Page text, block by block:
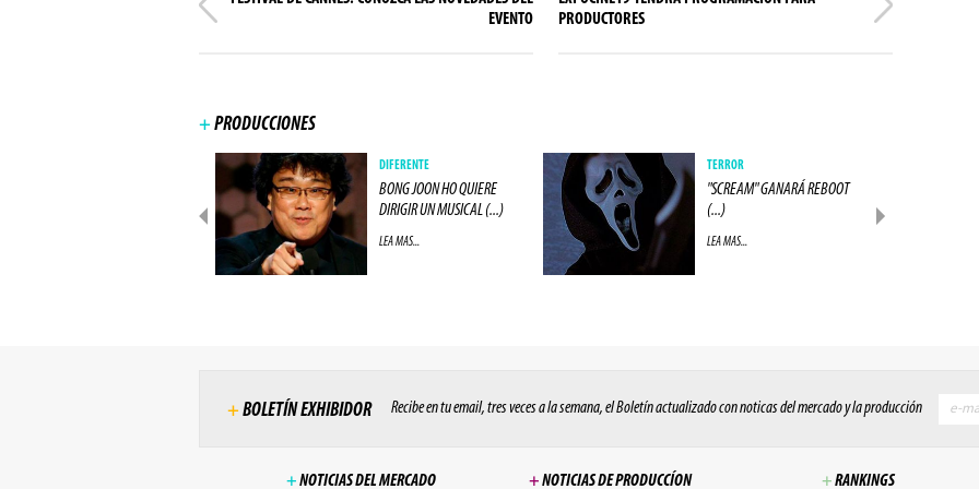
EVENTO
PRODUCTORES
+ PRODUCCIONES
DIFERENTE
BONG JOON HO QUIERE
DIRIGIR UN MUSICAL (...)
LEA MAS...
TERROR
"SCREAM" GANARÁ REBOOT
(...)
LEA MAS...
+ BOLETÍN EXHIBIDOR Recibe en tu email, tres veces a la semana, el Boletín actualizado con noticas del mercado y la producción
+NOTICIAS DEL MERCADO +NOTICIAS DE PRODUCCÍON +RANKINGS